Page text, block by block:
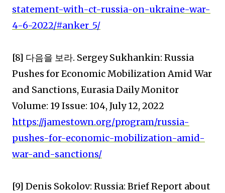
statement-with-ct-russia-on-ukraine-war-
4-6-2022/#anker_5/
[8] 다음을 보라. Sergey Sukhankin: Russia
Pushes for Economic Mobilization Amid War
and Sanctions, Eurasia Daily Monitor
Volume: 19 Issue: 104, July 12, 2022
https://jamestown.org/program/russia-
pushes-for-economic-mobilization-amid-
war-and-sanctions/
[9] Denis Sokolov: Russia: Brief Report about